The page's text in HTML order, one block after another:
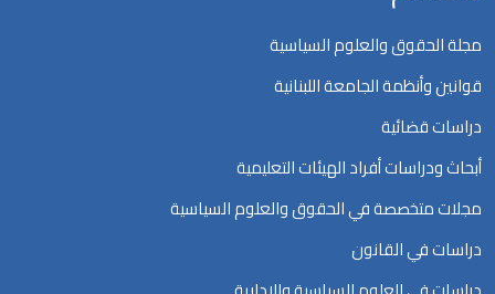
مجلة الحقوق والعلوم السياسية
قوانين وأنظمة الجامعة اللبنانية
دراسات قضائية
أبحاث ودراسات أفراد الهيئات التعليمية
مجلات متخصصة في الحقوق والعلوم السياسية
دراسات في القانون